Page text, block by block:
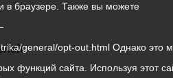
в браузере. Также вы можете
general/opt-out.html Однако это
функций сайта. Используя этот